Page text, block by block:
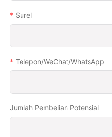
Surel
Telepon/WeChat/WhatsApp
Jumlah Pembelian Potensial